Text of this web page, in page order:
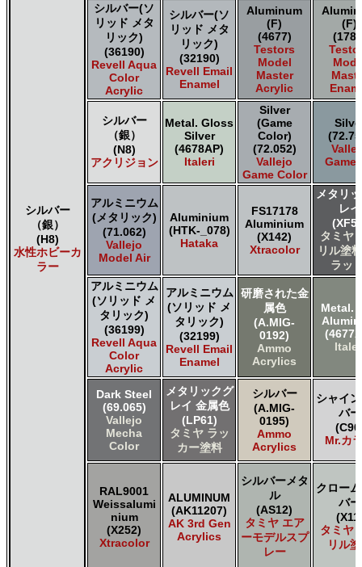
シルバー
（銀）
(H8)
水性ホビーカ
ラー
シルバー(ソ
リッド メタ
リック)
(36190)
Revell Aqua
Color
Acrylic
シルバー(ソ
リッド メタ
リック)
(32190)
Revell Email
Enamel
Aluminum
(F)
(4677)
Testors
Model
Master
Acrylic
(F)
シルバー
（銀）
(N8)
アクリジョン
Metal. Gloss
Silver
(4678AP)
Italeri
Silver
(Game
Color)
(72.052)
Vallejo
Game Color
Game
アルミニウム
(メタリック)
(71.062)
Vallejo
Model Air
Aluminium
(HTK-_078)
Hataka
FS17178
Aluminium
(X142)
Xtracolor
メタリ
レイ
タミヤ
リル塗
ラッ
アルミニウム
(ソリッド メ
タリック)
(36199)
Revell Aqua
Color
Acrylic
アルミニウム
(ソリッド メ
タリック)
(32199)
Revell Email
Enamel
研磨された金
属色
(A.MIG-
0192)
Ammo
Acrylics
Metal.
Dark Steel
(69.065)
Vallejo
Mecha
Color
メタリックグ
レイ 金属色
(LP61)
タミヤ ラッ
カー塗料
シルバー
(A.MIG-
0195)
Ammo
Acrylics
シャイ
バー
Mr.カ
RAL9001
Weissalumi
nium
(X252)
Xtracolor
ALUMINUM
(AK11207)
AK 3rd Gen
Acrylics
シルバーメタ
ル
(AS12)
タミヤ エア
ーモデルスプ
レー
クロー
バー
タミヤ
リル